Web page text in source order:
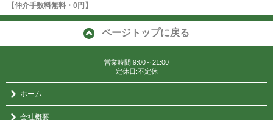
【仲介手数料無料・0円】
ページトップに戻る
営業時間:9:00～21:00
定休日:不定休
ホーム
会社概要